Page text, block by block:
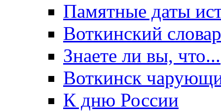
Памятные даты
Воткинский
Знаете ли вы, что...
Воткинск
К дню России